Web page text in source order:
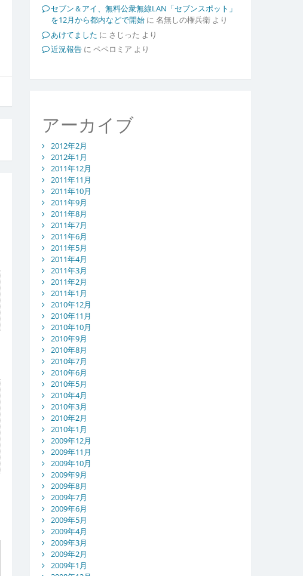
セブン＆アイ、無料公衆無線LAN「セブンスポット」
を12月から都内などで開始に 名無しの権兵衛より
あけてました に さじった より
近況報告に ペペロミア より
アーカイブ
2012年2月
2012年1月
2011年12月
2011年11月
2011年10月
2011年9月
2011年8月
2011年7月
2011年6月
2011年5月
2011年4月
2011年3月
2011年2月
2011年1月
2010年12月
2010年11月
2010年10月
2010年9月
2010年8月
2010年7月
2010年6月
2010年5月
2010年4月
2010年3月
2010年2月
2010年1月
2009年12月
2009年11月
2009年10月
2009年9月
2009年8月
2009年7月
2009年6月
2009年5月
2009年4月
2009年3月
2009年2月
2009年1月